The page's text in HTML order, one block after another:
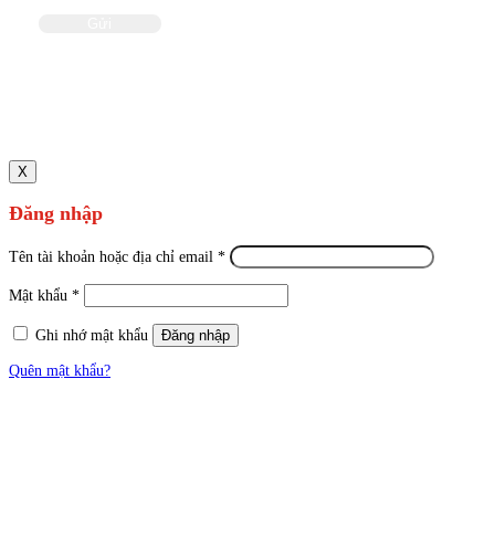
X
Đăng nhập
Tên tài khoản hoặc địa chỉ email *
Mật khẩu *
Ghi nhớ mật khẩu Đăng nhập
Quên mật khẩu?